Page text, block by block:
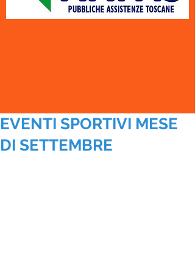
EVENTI SPORTIVI MESE
DI SETTEMBRE